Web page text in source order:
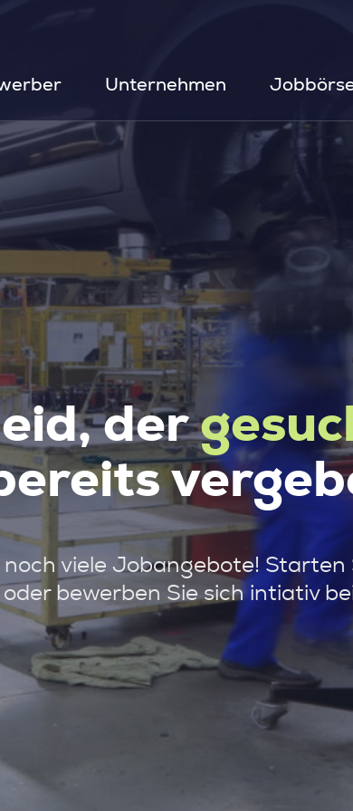
Unternehmen
der
viele Jobangebote! Starten
oder bewerben Sie sich intiativ